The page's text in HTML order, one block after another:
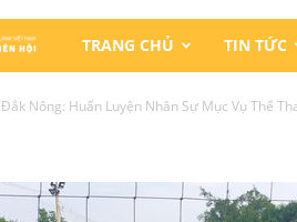
Hội
Thánh
Lành
TRANG CHỦ TIN TỨC
Đắk Nông: Huấn Luyện Nhân Sự Mục Vụ Thể